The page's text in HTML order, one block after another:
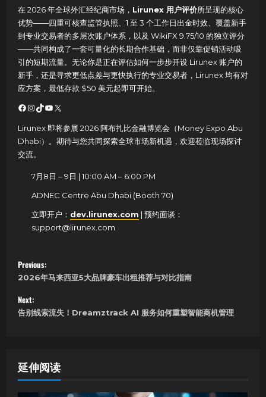
在 2026 年全球外汇经纪商市场， Lirunex 用户评价所呈现的核心
优势——四重可核查监管执照、1 至 3 个工作日出金时效、覆盖新手
到专业交易者的多层次账户体系，以及 WikiFX 9.75/10 的独立评分
——共同构成了一套可量化的长期合作基础，而非仅靠促销活动吸
引的短期流量。无论你是正在评估如何一步步开设 Lirunex 账户的
新手，还是寻求更低点差与更快执行的专业交易者，Lirunex 均有对
应方案，最低存款 $50 美元起即可开始。
Facebook
Instagram
TikTok
YouTube
X
Lirunex 即将参展 2026 阿布扎比金融博览会（Money Expo Abu
Dhabi）。 期待与您共同探索全球市场新机遇，欢迎莅临现场探讨
交流。
7月8日 – 9日 | 10:00 AM – 6:00 PM
ADNEC Centre Abu Dhabi (Booth 70)
立即开户： dev.lirunex.com | 预约面谈：
support@lirunex.com
P
o
s
n
a
Previous:
2026年马来西亚5大品牌豪车出租推荐与对比指南
Next:
告别线索流失！Dreamztrack AI 服务如何重塑智能商机管理
延伸阅读